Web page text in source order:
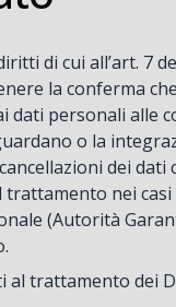
di cui all’art. 7
la conferma
personali alle
o la
dei
nei
(Autorità
trattamento dei